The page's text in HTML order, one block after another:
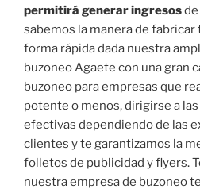
permitirá generar ingresos
sabemos la manera de fabricar
forma rápida dada nuestra
buzoneo Agaete con una gran
buzoneo para empresas que
potente o menos, dirigirse a
efectivas dependiendo de las
clientes y te garantizamos la
folletos de publicidad y flyers.
nuestra empresa de buzoneo